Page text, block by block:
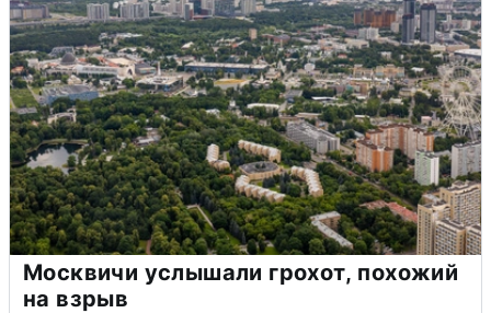
Москвичи услышали грохот, похожий
на взрыв